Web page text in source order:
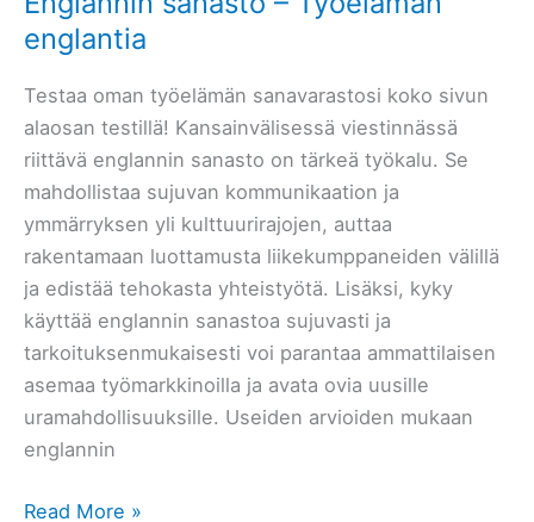
englantia
Testaa oman työelämän sanavarastosi koko sivun
alaosan testillä! Kansainvälisessä viestinnässä
riittävä englannin sanasto on tärkeä työkalu. Se
mahdollistaa sujuvan kommunikaation ja
ymmärryksen yli kulttuurirajojen, auttaa
rakentamaan luottamusta liikekumppaneiden välillä
ja edistää tehokasta yhteistyötä. Lisäksi, kyky
käyttää englannin sanastoa sujuvasti ja
tarkoituksenmukaisesti voi parantaa ammattilaisen
asemaa työmarkkinoilla ja avata ovia uusille
uramahdollisuuksille. Useiden arvioiden mukaan
englannin
Englannin
Read More »